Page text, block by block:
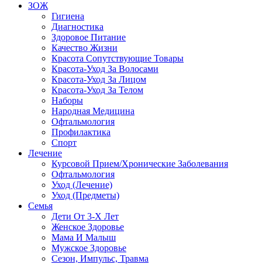
ЗОЖ
Гигиена
Диагностика
Здоровое Питание
Качество Жизни
Красота Сопутствующие Товары
Красота-Уход За Волосами
Красота-Уход За Лицом
Красота-Уход За Телом
Наборы
Народная Медицина
Офтальмология
Профилактика
Спорт
Лечение
Курсовой Прием/Хронические Заболевания
Офтальмология
Уход (Лечение)
Уход (Предметы)
Семья
Дети От 3-Х Лет
Женское Здоровье
Мама И Малыш
Мужское Здоровье
Сезон, Импульс, Травма